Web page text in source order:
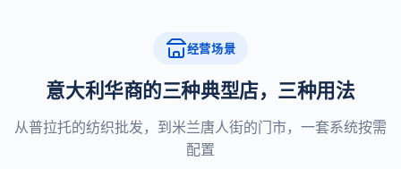
经营场景
意大利华商的三种典型店，三种用法
从普拉托的纺织批发，到米兰唐人街的门市，一套系统按需
配置